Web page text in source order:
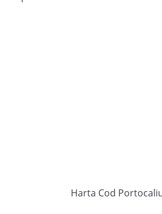
Harta Cod